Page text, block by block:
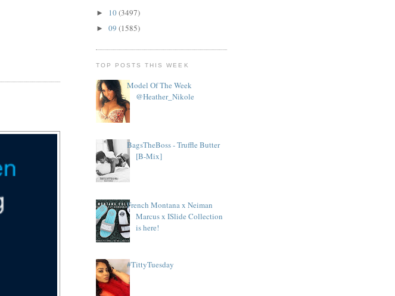
► 10(3497)
► 09 (1585)
TOP POSTS THIS WEEK
Model Of The Week
@Heather_Nikole
BagsTheBoss - Truffle Butter
[B-Mix]
French Montana x Neiman
Marcus x ISlide Collection
is here!
#TittyTuesday